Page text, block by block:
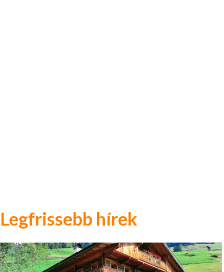
Legfrissebb hírek